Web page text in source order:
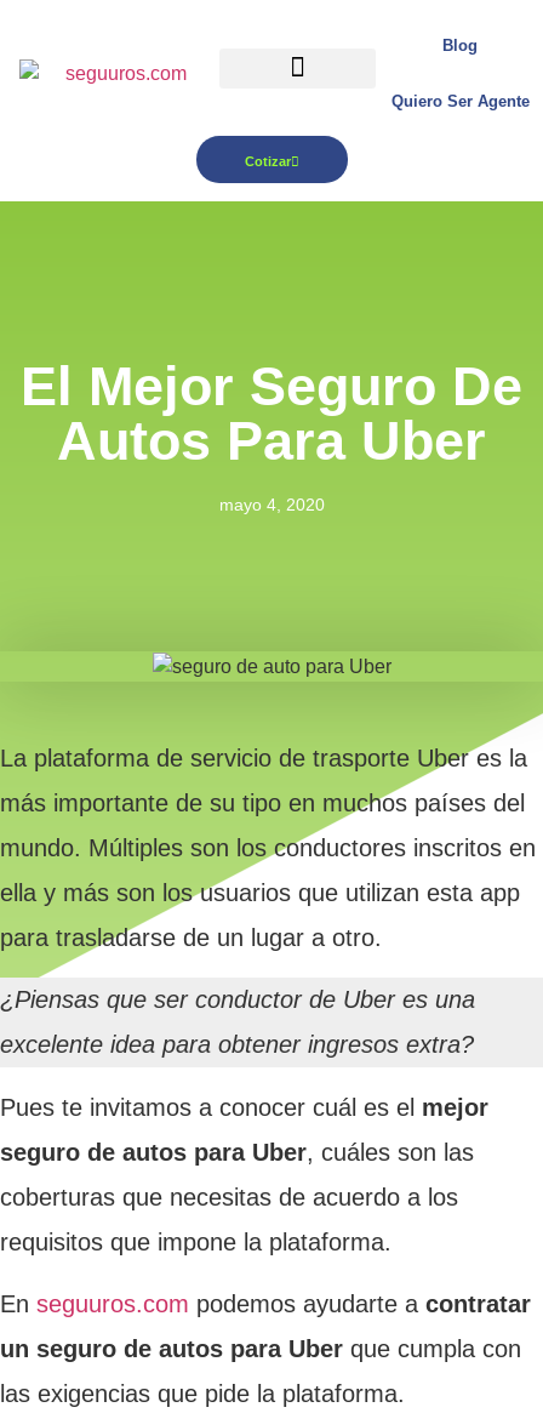
Blog
Quiero Ser Agente
Cotizar
El Mejor Seguro De
Autos Para Uber
mayo 4, 2020
La plataforma de servicio de trasporte Uber es la
más importante de su tipo en muchos países del
mundo. Múltiples son los conductores inscritos en
ella y más son los usuarios que utilizan esta app
para trasladarse de un lugar a otro.
¿Piensas que ser conductor de Uber es una
excelente idea para obtener ingresos extra?
Pues te invitamos a conocer cuál es el mejor
seguro de autos para Uber, cuáles son las
coberturas que necesitas de acuerdo a los
requisitos que impone la plataforma.
En seguuros.com podemos ayudarte a contratar
un seguro de autos para Uber que cumpla con
las exigencias que pide la plataforma.